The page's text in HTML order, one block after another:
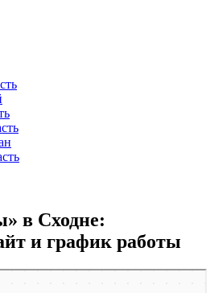
в Сходне:
и график работы